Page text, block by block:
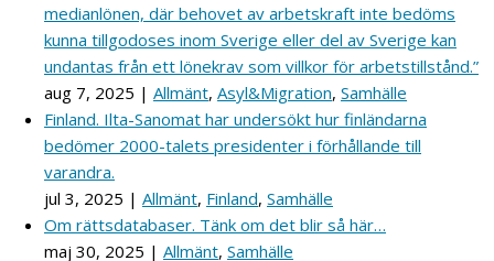
medianlönen, där behovet av arbetskraft inte bedöms
kunna tillgodoses inom Sverige eller del av Sverige kan
undantas från ett lönekrav som villkor för arbetstillstånd.”
aug 7, 2025 | Allmänt, Asyl&Migration, Samhälle
Finland. Ilta-Sanomat har undersökt hur finländarna
bedömer 2000-talets presidenter i förhållande till
varandra.
jul 3, 2025 | Allmänt, Finland, Samhälle
Om rättsdatabaser. Tänk om det blir så här…
maj 30, 2025 | Allmänt, Samhälle